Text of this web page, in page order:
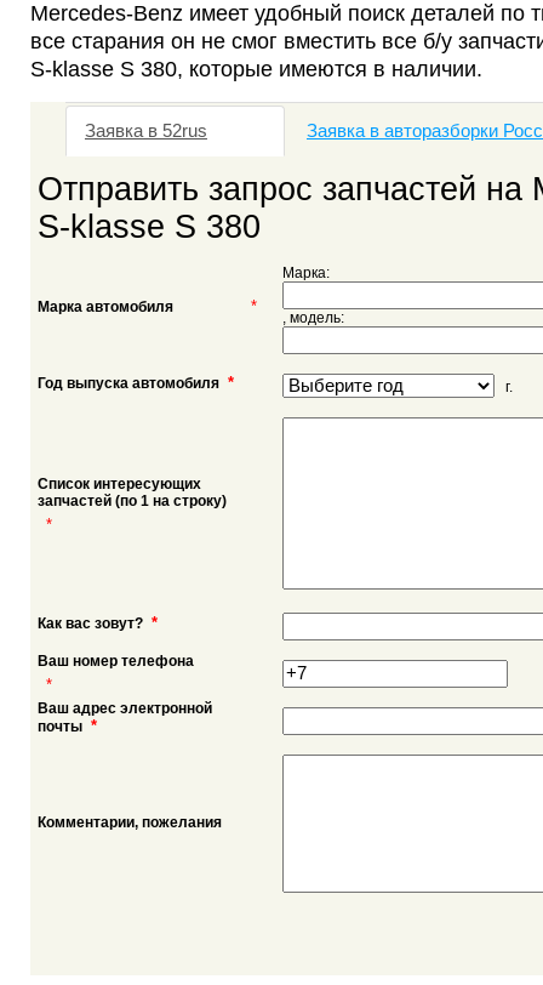
Mercedes-Benz имеет удобный поиск деталей по
все старания он не смог вместить все б/у
S-klasse S 380, которые имеются в наличии.
Заявка в 52rus Заявка в авторазборки
Отправить запрос запчастей на
S-klasse S 380
Марка автомобиля *
Марка:
, модель:
Год выпуска автомобиля * г.
Список интересующих
запчастей (по 1 на строку)
*
Как вас зовут? *
Ваш номер телефона
*
Ваш адрес электронной
почты *
Комментарии, пожелания